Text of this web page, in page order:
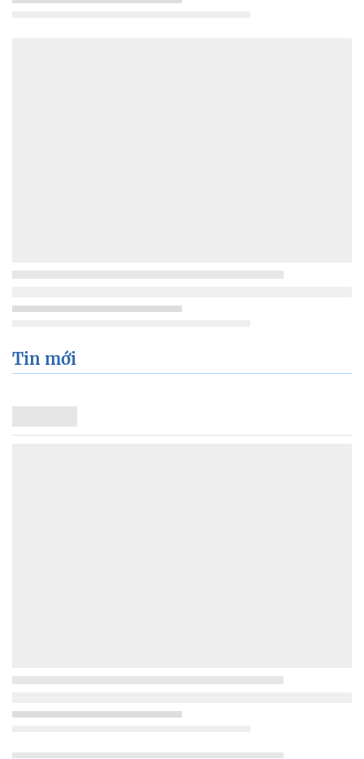
Tin mới